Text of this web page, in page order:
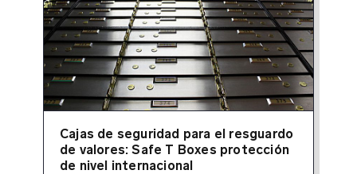
Cajas de seguridad para el resguardo
de valores: Safe T Boxes protección
de nivel internacional